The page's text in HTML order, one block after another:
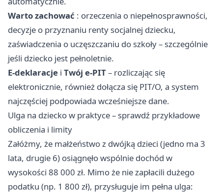
Warto zachować : orzeczenia o niepełnosprawności,
decyzje o przyznaniu renty socjalnej dziecku,
zaświadczenia o uczęszczaniu do szkoły – szczególnie
jeśli dziecko jest pełnoletnie.
E-deklaracje i Twój e-PIT– rozliczając się
elektronicznie, również dołącza się PIT/O, a system
najczęściej podpowiada wcześniejsze dane.
Ulga na dziecko w praktyce – sprawdź przykładowe
obliczenia i limity
Załóżmy, że małżeństwo z dwójką dzieci (jedno ma 3
lata, drugie 6) osiągnęło wspólnie dochód w
wysokości 88 000 zł. Mimo że nie zapłacili dużego
podatku (np. 1 800 zł), przysługuje im pełna ulga: